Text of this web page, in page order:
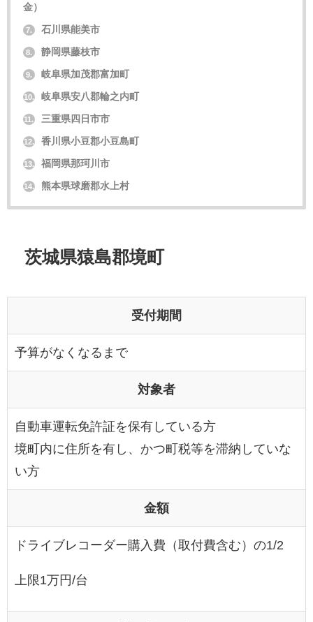
金）
7. 石川県能美市
8. 静岡県藤枝市
9. 岐阜県加茂郡富加町
10. 岐阜県安八郡輪之内町
11. 三重県四日市市
12. 香川県小豆郡小豆島町
13. 福岡県那珂川市
14. 熊本県球磨郡水上村
茨城県猿島郡境町
受付期間
予算がなくなるまで
対象者
自動車運転免許証を保有している方
境町内に住所を有し、かつ町税等を滞納していな
い方
金額
ドライブレコーダー購入費（取付費含む）の1/2
上限1万円/台